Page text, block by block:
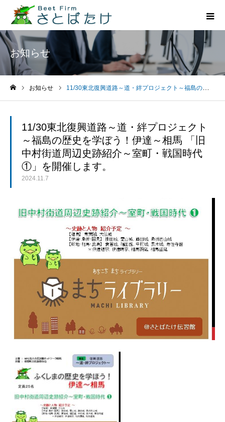
お知らせ
お知らせ 11/30東北復興道路～道・絆プロジェクト～福島の歴史を学ぼう！伊達～相馬 「旧中村街道周辺史跡紹介～室町・戦国時代①」を開催します。
11/30東北復興道路～道・絆プロジェクト
～福島の歴史を学ぼう！伊達～相馬 「旧
中村街道周辺史跡紹介～室町・戦国時代
①」を開催します。
2024.11.7